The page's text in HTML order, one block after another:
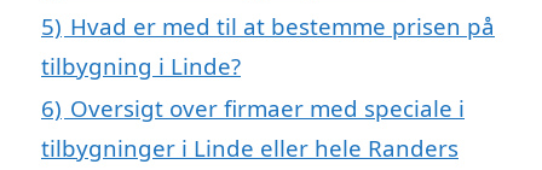
5) Hvad er med til at bestemme prisen på
tilbygning i Linde?
6) Oversigt over firmaer med speciale i
tilbygninger i Linde eller hele Randers